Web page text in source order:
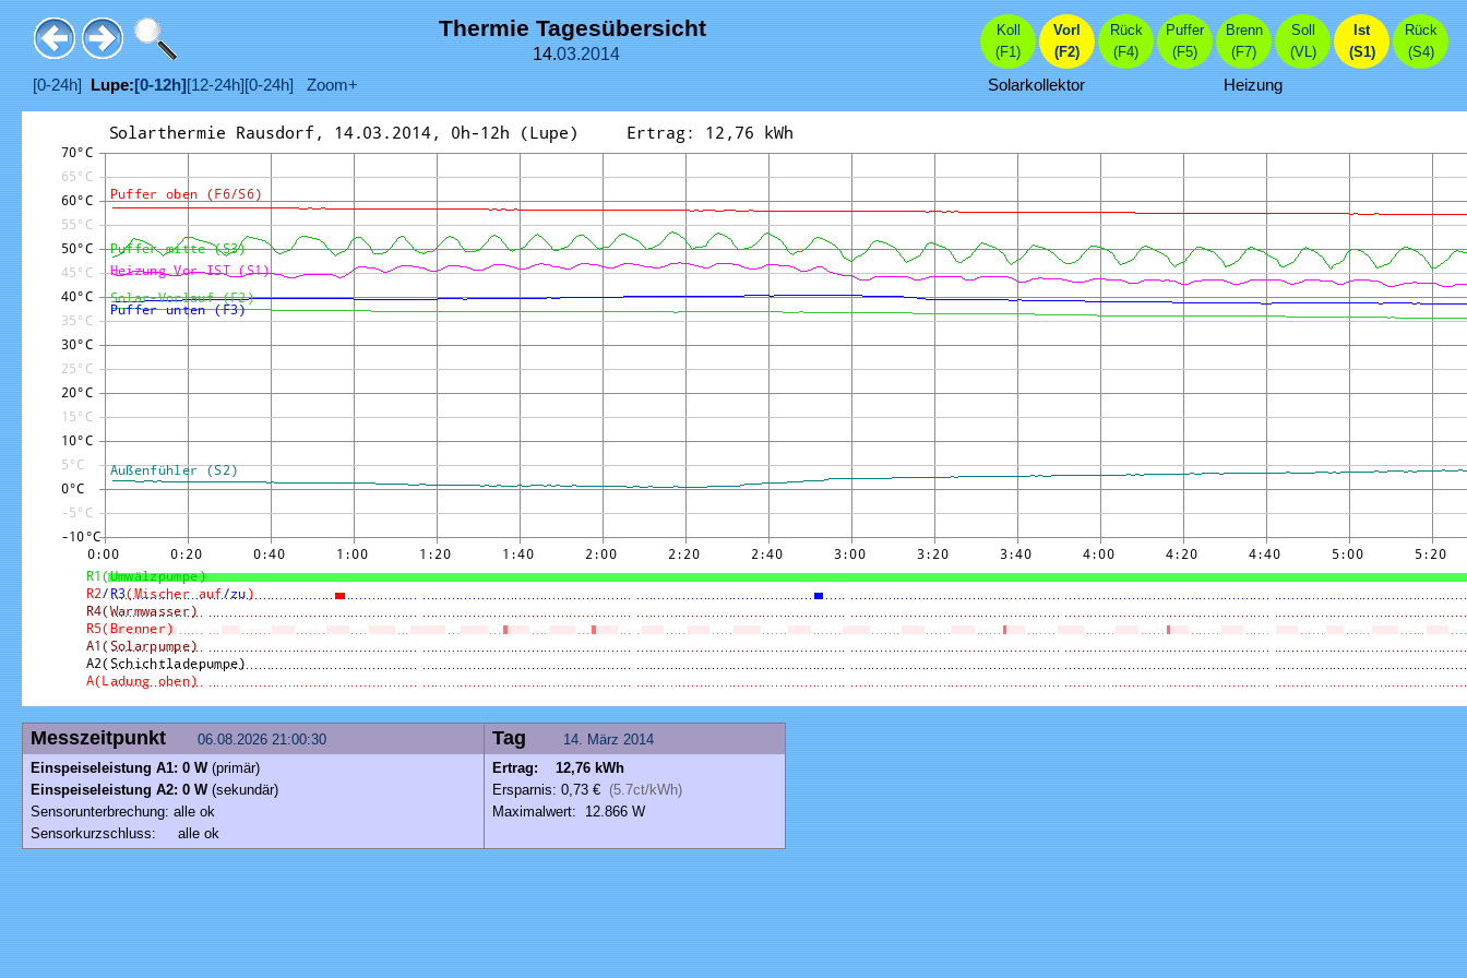
Thermie Tagesübersicht
14.03.2014
Koll
(F1)
Vorl
(F2)
Rück
(F4)
Puffer
(F5)
Brenn
(F7)
Soll
(VL)
Ist
(S1)
Rück
(S4)
[0-24h] Lupe:[0-12h] [12-24h] [0-24h] Zoom+ Solarkollektor Heizung
Messzeitpunkt 06.08.2026 21:00:30 Tag 14. März 2014
Einspeiseleistung A1: 0 W (primär)
Einspeiseleistung A2: 0 W(sekundär)
Sensorunterbrechung: alle ok
Sensorkurzschluss: alle ok
Ertrag: 12,76 kWh
Ersparnis: 0,73 € (5.7ct/kWh)
Maximalwert: 12.866 W